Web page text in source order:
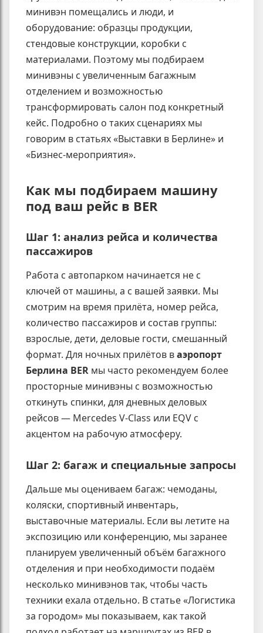
минивэн помещались и люди, и
оборудование: образцы продукции,
стендовые конструкции, коробки с
материалами. Поэтому мы подбираем
минивэны с увеличенным багажным
отделением и возможностью
трансформировать салон под конкретный
кейс. Подробно о таких сценариях мы
говорим в статьях «Выставки в Берлине» и
«Бизнес-мероприятия».
Как мы подбираем машину
под ваш рейс в BER
Шаг 1: анализ рейса и количества
пассажиров
Работа с автопарком начинается не с
ключей от машины, а с вашей заявки. Мы
смотрим на время прилёта, номер рейса,
количество пассажиров и состав группы:
взрослые, дети, деловые гости, смешанный
формат. Для ночных прилётов ваэропорт
Берлина BER мы часто рекомендуем более
просторные минивэны с возможностью
откинуть спинки, для дневных деловых
рейсов — Mercedes V-Class или EQV с
акцентом на рабочую атмосферу.
Шаг 2: багаж и специальные запросы
Дальше мы оцениваем багаж: чемоданы,
коляски, спортивный инвентарь,
выставочные материалы. Если вы летите на
экспозицию или конференцию, мы заранее
планируем увеличенный объём багажного
отделения и при необходимости подаём
несколько минивэнов так, чтобы часть
техники ехала отдельно. В статье «Логистика
за городом» мы показываем, как такой